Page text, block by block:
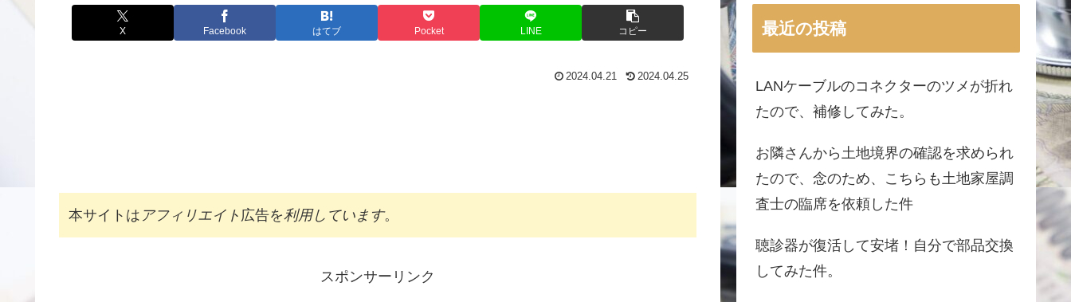
X Facebook はてブ Pocket LINE コピー
2024.04.21 2024.04.25
本サイトは アフィリエイト 広告を利用しています。
スポンサーリンク
最近の投稿
LANケーブルのコネクターのツメが折れ
たので、補修してみた。
お隣さんから土地境界の確認を求められ
たので、念のため、こちらも土地家屋調
査士の臨席を依頼した件
聴診器が復活して安堵！自分で部品交換
してみた件。